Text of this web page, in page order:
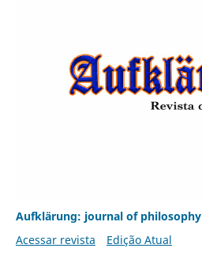
Aufklärung: journal of philosophy
Acessar revista
Edição Atual